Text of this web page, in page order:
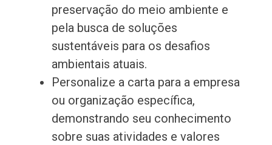
preservação do meio ambiente e
pela busca de soluções
sustentáveis para os desafios
ambientais atuais.
Personalize a carta para a empresa
ou organização específica,
demonstrando seu conhecimento
sobre suas atividades e valores